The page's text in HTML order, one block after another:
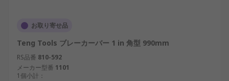
お取り寄せ品
Teng Tools ブレーカーバー 1 in 角型 990mm
RS品番 810-592
メーカー型番 1101
1個小計：